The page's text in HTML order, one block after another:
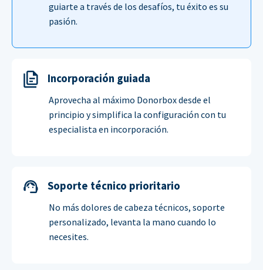
guiarte a través de los desafíos, tu éxito es su
pasión.
Incorporación guiada
Aprovecha al máximo Donorbox desde el
principio y simplifica la configuración con tu
especialista en incorporación.
Soporte técnico prioritario
No más dolores de cabeza técnicos, soporte
personalizado, levanta la mano cuando lo
necesites.